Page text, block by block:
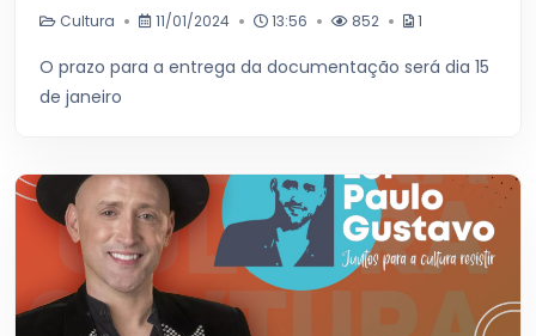
Cultura 11/01/2024 13:56 852 1
O prazo para a entrega da documentação será dia 15
de janeiro